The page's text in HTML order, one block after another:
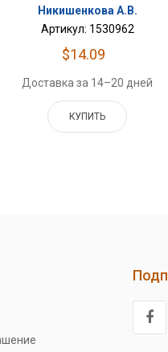
Никишенкова А.В.
Артикул: 1530962
$14.09
Доставка за 14–20 дней
КУПИТЬ